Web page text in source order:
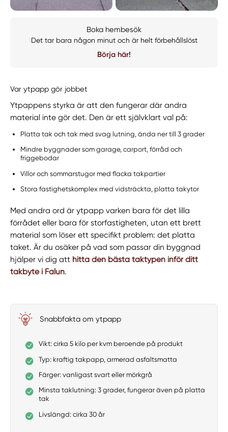
Boka hembesök
Det tar bara någon minut och är helt förbehållslöst
Börja här!
Var ytpapp gör jobbet
Ytpappens styrka är att den fungerar där andra
material inte gör det. Den är ett självklart val på:
Platta tak och tak med svag lutning, ända ner till 3 grader
Mindre byggnader som garage, carport, förråd och
friggebodar
Villor och sommarstugor med flacka takpartier
Stora fastighetskomplex med vidsträckta, platta takytor
Med andra ord är ytpapp varken bara för det lilla
förrådet eller bara för storfastigheten, utan ett brett
material som löser ett specifikt problem: det platta
taket. Är du osäker på vad som passar din byggnad
hjälper vi dig att hitta den bästa taktypen inför ditt
takbyte i Falun.
Snabbfakta om ytpapp
Vikt: cirka 5 kilo per kvm beroende på produkt
Typ: kraftig takpapp, armerad asfaltsmatta
Färger: vanligast svart eller mörkgrå
Minsta taklutning: 3 grader, fungerar även på platta
tak
Livslängd: cirka 30 år